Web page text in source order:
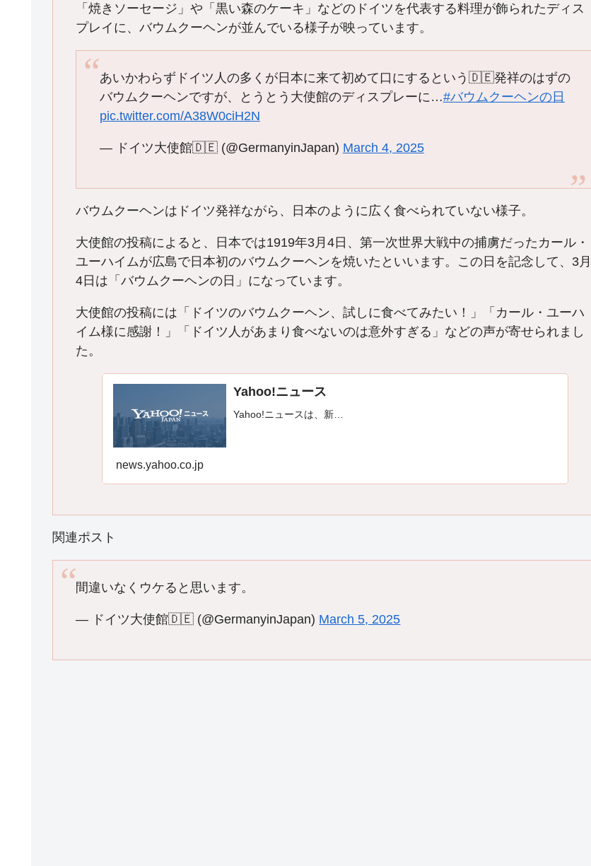
「焼きソーセージ」や「黒い森のケーキ」などのドイツを代表する料理が飾られたディス
プレイに、バウムクーヘンが並んでいる様子が映っています。
あいかわらずドイツ人の多くが日本に来て初めて口にするという🇩🇪発祥のはずの
バウムクーヘンですが、とうとう大使館のディスプレーに…#バウムクーヘンの日
pic.twitter.com/A38W0ciH2N
— ドイツ大使館🇩🇪 (@GermanyinJapan) March 4, 2025
バウムクーヘンはドイツ発祥ながら、日本のように広く食べられていない様子。
大使館の投稿によると、日本では1919年3月4日、第一次世界大戦中の捕虜だったカール・
ユーハイムが広島で日本初のバウムクーヘンを焼いたといいます。この日を記念して、3月
4日は「バウムクーヘンの日」になっています。
大使館の投稿には「ドイツのバウムクーヘン、試しに食べてみたい！」「カール・ユーハ
イム様に感謝！」「ドイツ人があまり食べないのは意外すぎる」などの声が寄せられまし
た。
Yahoo!ニュース
Yahoo!ニュースは、新…
news.yahoo.co.jp
関連ポスト
間違いなくウケると思います。
— ドイツ大使館🇩🇪 (@GermanyinJapan) March 5, 2025